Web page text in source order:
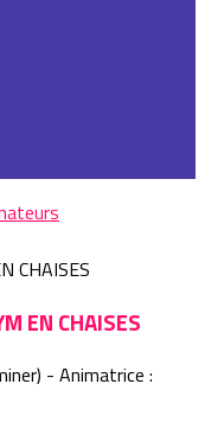
EN CHAISES
- Animatrice :